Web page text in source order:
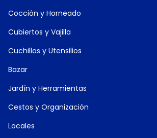
Cocción y Horneado
Cubiertos y Vajilla
Cuchillos y Utensilios
Bazar
Jardín y Herramientas
Cestos y Organización
Locales